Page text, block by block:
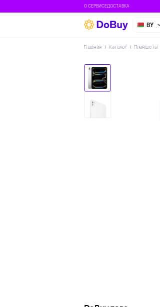
О СЕРВИСЕДОСТАВКА
BY
Главная Каталог Планшеты